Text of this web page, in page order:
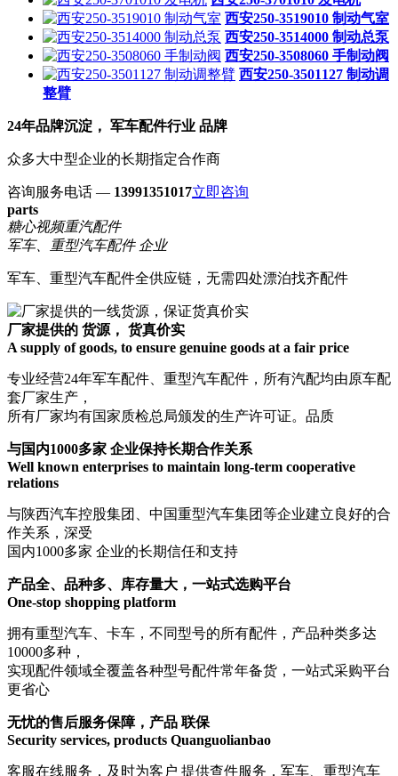
西安250-3519010 制动气室
西安250-3514000 制动总泵
西安250-3508060 手制动阀
西安250-3501127 制动调
整臂
24年品牌沉淀， 军车配件行业 品牌
众多大中型企业的长期指定合作商
咨询服务电话 — 13991351017立即咨询
parts
糖心视频重汽配件
军车、重型汽车配件 企业
军车、重型汽车配件全供应链，无需四处漂泊找齐配件
厂家提供的 货源， 货真价实
A supply of goods, to ensure genuine goods at a fair price
专业经营24年军车配件、重型汽车配件，所有汽配均由原车配
套厂家生产，
所有厂家均有国家质检总局颁发的生产许可证。品质
与国内1000多家 企业保持长期合作关系
Well known enterprises to maintain long-term cooperative
relations
与陕西汽车控股集团、中国重型汽车集团等企业建立良好的合
作关系，深受
国内1000多家 企业的长期信任和支持
产品全、品种多、库存量大，一站式选购平台
One-stop shopping platform
拥有重型汽车、卡车，不同型号的所有配件，产品种类多达
10000多种，
实现配件领域全覆盖各种型号配件常年备货，一站式采购平台
更省心
无忧的售后服务保障，产品 联保
Security services, products Quanguolianbao
客服在线服务，及时为客户 提供查件服务，军车、重型汽车